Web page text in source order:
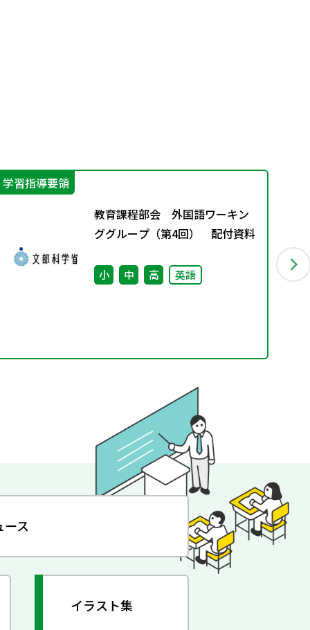
学習指導要領
教育課程部会 外国語ワーキン
ググループ（第4回） 配付資料
小 中 高 英語
ース
イラスト集